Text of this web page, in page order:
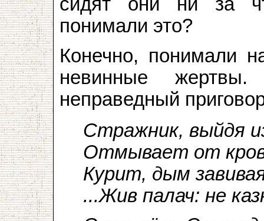
сидят они ни за
понимали это?
Конечно, понимали
невинные
неправедный
Стражник, выйдя
Отмывает от
Курит, дым
...Жив палач: не